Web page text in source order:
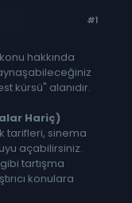
#1
hakkında
kürsü" alanıdır.
Hariç)
tarifleri, sinema
açabilirsiniz.
tartışma
konulara